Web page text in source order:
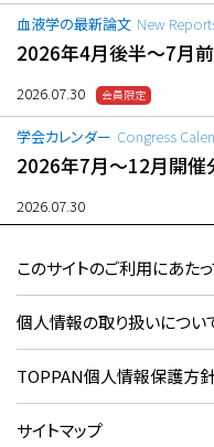
血液学の最新論文 New
2026年4月後半〜7月
2026.07.30
学会カレンダー Congress
2026年7月〜12月開催
2026.07.30
このサイトのご利用にあた
個人情報の取り扱いについ
TOPPAN個人情報保護方
サイトマップ